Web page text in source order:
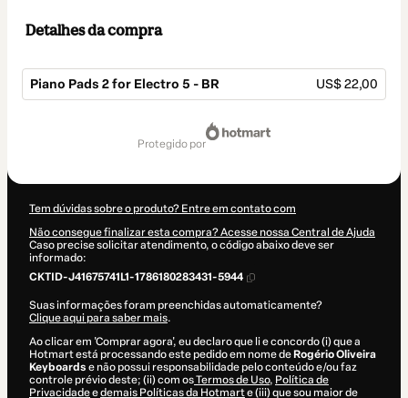
Detalhes da compra
Piano Pads 2 for Electro 5 - BR US$ 22,00
protegido por
Tem dúvidas sobre o produto? Entre em contato com
Não consegue finalizar esta compra? Acesse nossa Central de Ajuda
Caso precise solicitar atendimento, o código abaixo deve ser
informado:
CKTID-J41675741L1-1786180283431-5944
Suas informações foram preenchidas automaticamente?
Clique aqui para saber mais.
Ao clicar em 'Comprar agora', eu declaro que li e concordo (i) que a
Hotmart está processando este pedido em nome de Rogério Oliveira
Keyboards e não possui responsabilidade pelo conteúdo e/ou faz
controle prévio deste; (ii) com osTermos de Uso, Política de
Privacidadeedemais Políticas da Hotmarte (iii) que sou maior de